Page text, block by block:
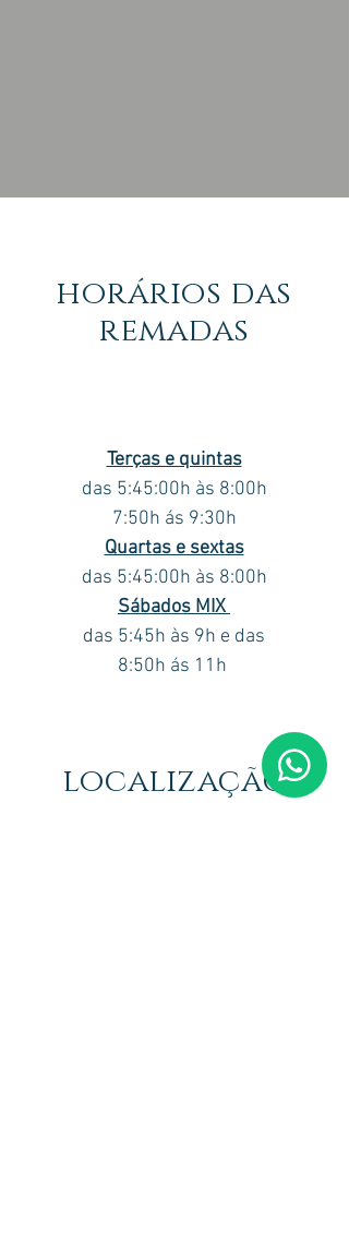
horários das
remadas
Terças e quintas
das 5:45:00h às 8:00h
7:50h ás 9:30h
Quartas e sextas
das 5:45:00h às 8:00h
Sábados MIX
das 5:45h às 9h e das
8:50h ás 11h
localização